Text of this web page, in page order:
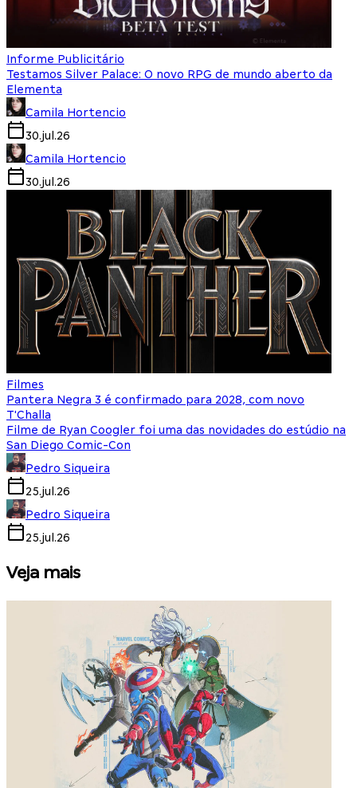
Informe Publicitário
Testamos Silver Palace: O novo RPG de mundo aberto da
Elementa
Camila Hortencio
30.jul.26
Camila Hortencio
30.jul.26
Filmes
Pantera Negra 3 é confirmado para 2028, com novo
T'Challa
Filme de Ryan Coogler foi uma das novidades do estúdio na
San Diego Comic-Con
Pedro Siqueira
25.jul.26
Pedro Siqueira
25.jul.26
Veja mais